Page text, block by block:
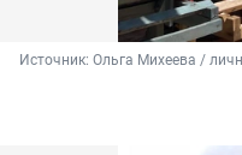
Источник: Ольга Михеева /